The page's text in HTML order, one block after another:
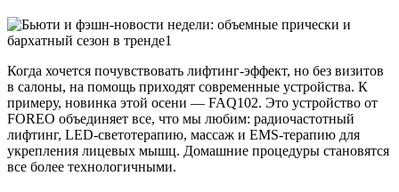
Когда хочется почувствовать лифтинг-эффект, но без визитов
в салоны, на помощь приходят современные устройства. К
примеру, новинка этой осени — FAQ102. Это устройство от
FOREO объединяет все, что мы любим: радиочастотный
лифтинг, LED-светотерапию, массаж и EMS-терапию для
укрепления лицевых мышц. Домашние процедуры становятся
все более технологичными.